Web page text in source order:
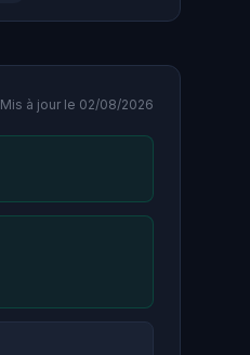
Mis à jour le 02/08/2026